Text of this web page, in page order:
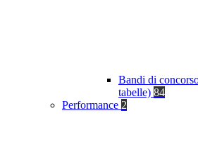
Bandi di
tabelle) 84
Performance 2